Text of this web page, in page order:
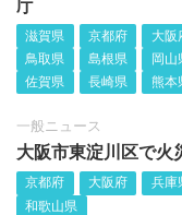
庁
滋賀県 京都府 大阪
鳥取県
島根県 岡山
佐賀県
長崎県 熊本
一般ニュース
大阪市東淀川区で火
京都府 大阪府 兵庫
和歌山県